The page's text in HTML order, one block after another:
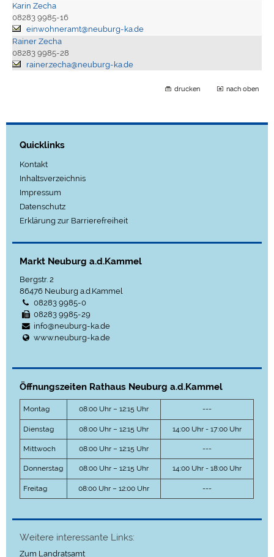
Karin Zecha
08283 9985-16
einwohneramt@neuburg-ka.de
Rainer Zecha
08283 9985-28
rainer.zecha@neuburg-ka.de
drucken nach oben
Quicklinks
Kontakt
Inhaltsverzeichnis
Impressum
Datenschutz
Erklärung zur Barrierefreiheit
Markt Neuburg a.d.Kammel
Bergstr. 2
86476 Neuburg a.d.Kammel
08283 9985-0
08283 9985-29
info@neuburg-ka.de
www.neuburg-ka.de
Öffnungszeiten Rathaus Neuburg a.d.Kammel
Montag 08:00 Uhr – 12:15 Uhr ---
Dienstag 08:00 Uhr – 12:15 Uhr 14:00 Uhr - 17:00 Uhr
Mittwoch 08:00 Uhr – 12:15 Uhr ---
Donnerstag 08:00 Uhr – 12:15 Uhr 14:00 Uhr - 18:00 Uhr
Freitag 08:00 Uhr – 12:00 Uhr ---
Weitere interessante Links:
Zum Landratsamt